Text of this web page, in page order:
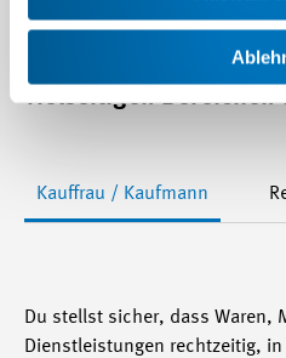
führst du
organisatorische
vielseitigen Bereichen
Kauffrau / Kaufmann
Du stellst sicher, dass Waren,
Dienstleistungen rechtzeitig,